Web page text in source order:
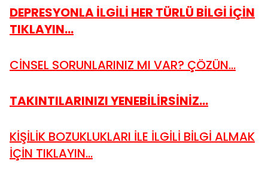
DEPRESYONLA İLGİLİ HER TÜRLÜ BİLGİ İÇİN
TIKLAYIN...
CİNSEL SORUNLARINIZ MI VAR? ÇÖZÜN...
TAKINTILARINIZI YENEBİLİRSİNİZ...
KİŞİLİK BOZUKLUKLARI İLE İLGİLİ BİLGİ ALMAK
İÇİN TIKLAYIN...